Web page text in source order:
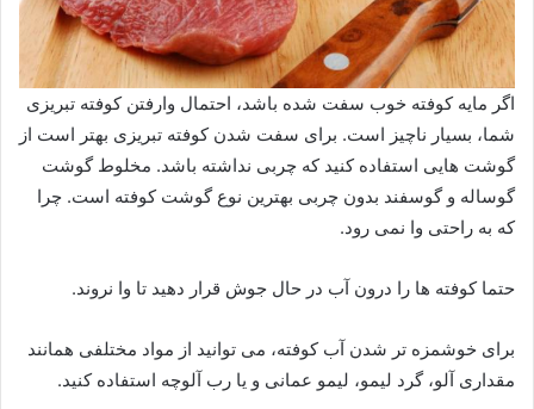
اگر مایه کوفته خوب سفت شده باشد، احتمال وارفتن کوفته تبریزی
شما، بسیار ناچیز است. برای سفت شدن کوفته تبریزی بهتر است از
گوشت هایی استفاده کنید که چربی نداشته باشد. مخلوط گوشت
گوساله و گوسفند بدون چربی بهترین نوع گوشت کوفته است. چرا
که به راحتی وا نمی رود.
حتما کوفته ها را درون آب در حال جوش قرار دهید تا وا نروند.
برای خوشمزه تر شدن آب کوفته، می توانید از مواد مختلفی همانند
مقداری آلو، گرد لیمو، لیمو عمانی و یا رب آلوچه استفاده کنید.